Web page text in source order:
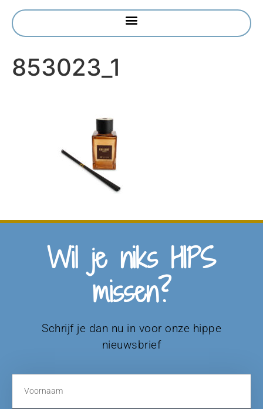
853023_1
Wil je niks HIPS
missen?
Schrijf je dan nu in voor onze hippe
nieuwsbrief